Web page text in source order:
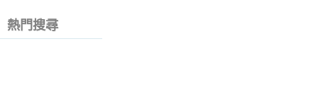
熱門搜尋